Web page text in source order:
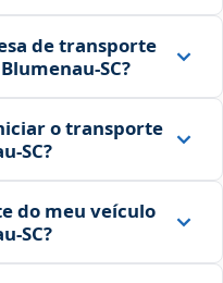
de transporte
o transporte
do meu veículo